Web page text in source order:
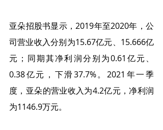
亚朵招股书显示，2019年至2020年，公
司营业收入分别为15.67亿元、15.666亿
元；同期其净利润分别为0.61亿元、
0.38亿元，下滑37.7%。2021年一季
度，亚朵的营业收入为4.2亿元，净利润
为1146.9万元。